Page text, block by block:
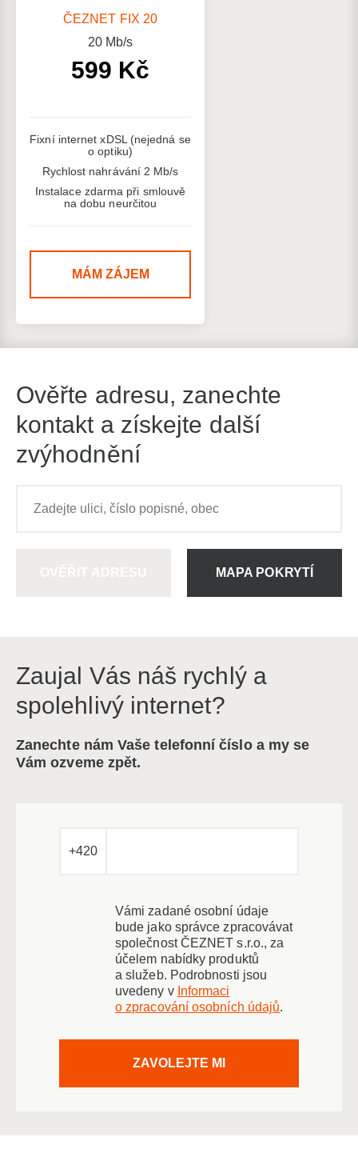
ČEZNET FIX 20
20Mb/s
599 Kč
Fixní internet xDSL (nejedná se
o optiku)
Rychlost nahrávání 2 Mb/s
Instalace zdarma při smlouvě
na dobu neurčitou
MÁM ZÁJEM
Ověřte adresu, zanechte
kontakt a získejte další
zvýhodnění
MAPA POKRYTÍ
Zaujal Vás náš rychlý a
spolehlivý internet?
Zanechte nám Vaše telefonní číslo a my se
Vám ozveme zpět.
+420
Vámi zadané osobní údaje
bude jako správce zpracovávat
společnost ČEZNET s.r.o., za
účelem nabídky produktů
a služeb. Podrobnosti jsou
uvedeny v Informaci
o zpracování osobních údajů.
ZAVOLEJTE MI